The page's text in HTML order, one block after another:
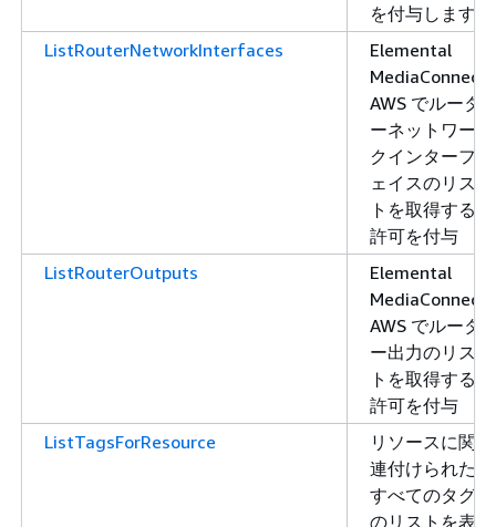
を付与します
ListRouterNetworkInterfaces
Elemental
MediaConnect
AWS でルータ
ーネットワー
クインターフ
ェイスのリス
トを取得する
許可を付与
ListRouterOutputs
Elemental
MediaConnect
AWS でルータ
ー出力のリス
トを取得する
許可を付与
ListTagsForResource
リソースに関
連付けられた
すべてのタグ
のリストを表